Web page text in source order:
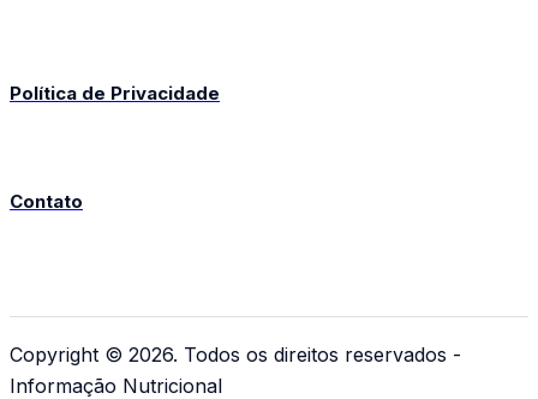
Política de Privacidade
Contato
Copyright © 2026. Todos os direitos reservados -
Informação Nutricional